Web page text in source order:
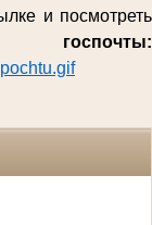
и посмотреть
госпочты: